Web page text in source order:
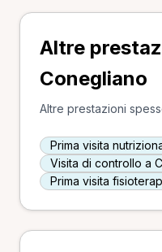
Altre
Conegliano
Altre prestazioni
Prima visita
Visita di controllo a
Prima visita